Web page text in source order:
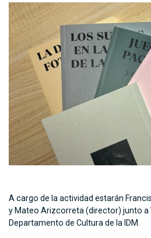
A cargo de la actividad estarán
y Mateo Arizcorreta (director) junto a
Departamento de Cultura de la IDM.